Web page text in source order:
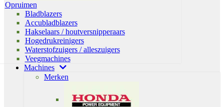
Opruimen
Bladblazers
Accubladblazers
Hakselaars / houtversnipperaars
Hogedrukreinigers
Waterstofzuigers / alleszuigers
Veegmachines
Machines
Merken